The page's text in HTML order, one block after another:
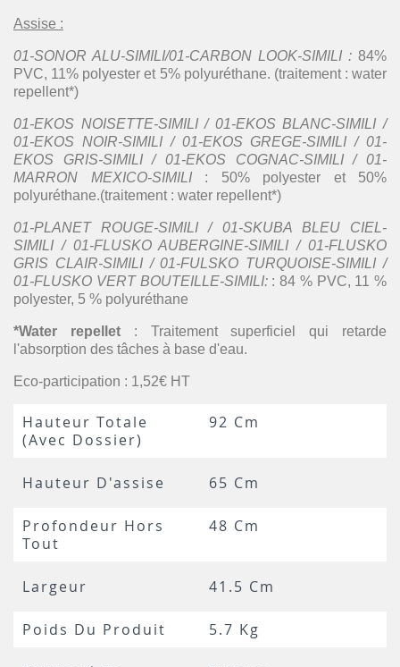
Assise :
01-SONOR ALU-SIMILI/01-CARBON LOOK-SIMILI : 84%
PVC, 11% polyester et 5% polyuréthane. (traitement : water
repellent*)
01-EKOS NOISETTE-SIMILI / 01-EKOS BLANC-SIMILI /
01-EKOS NOIR-SIMILI / 01-EKOS GREGE-SIMILI / 01-
EKOS GRIS-SIMILI / 01-EKOS COGNAC-SIMILI / 01-
MARRON MEXICO-SIMILI: 50% polyester et 50%
polyuréthane.(traitement : water repellent*)
01-PLANET ROUGE-SIMILI / 01-SKUBA BLEU CIEL-
SIMILI / 01-FLUSKO AUBERGINE-SIMILI / 01-FLUSKO
GRIS CLAIR-SIMILI / 01-FULSKO TURQUOISE-SIMILI /
01-FLUSKO VERT BOUTEILLE-SIMILI: : 84 % PVC, 11 %
polyester, 5 % polyuréthane
*Water repellet: Traitement superficiel qui retarde
l'absorption des tâches à base d'eau.
Eco-participation : 1,52€ HT
Hauteur Totale
(avec Dossier)
92 Cm
Hauteur D'assise 65 Cm
Profondeur Hors
Tout
48 Cm
Largeur 41.5 Cm
Poids Du Produit 5.7 Kg